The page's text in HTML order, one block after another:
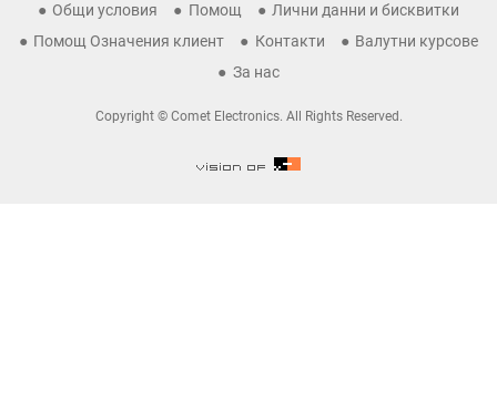
Общи условия Помощ
Лични данни и бисквитки
Помощ Означения клиент
Контакти
Валутни курсове
За нас
Copyright © Comet Electronics. All Rights Reserved.